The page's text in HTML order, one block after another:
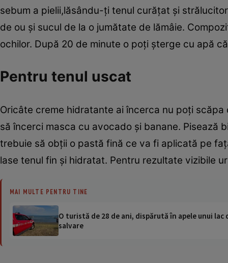
sebum a pielii,lăsându-ţi tenul curăţat şi
de ou şi sucul de la o jumătate de lămâie.
ochilor. După 20 de minute o poţi şterge cu apă
Pentru tenul uscat
Oricâte creme hidratante ai încerca nu poţi
să încerci masca cu avocado şi banane. Pisează
trebuie să obţii o pastă fină ce va fi aplicată pe
lase tenul fin şi hidratat. Pentru rezultate vizibile
MAI MULTE PENTRU TINE
O turistă de 28 de ani, dispărută în apele unui
salvare